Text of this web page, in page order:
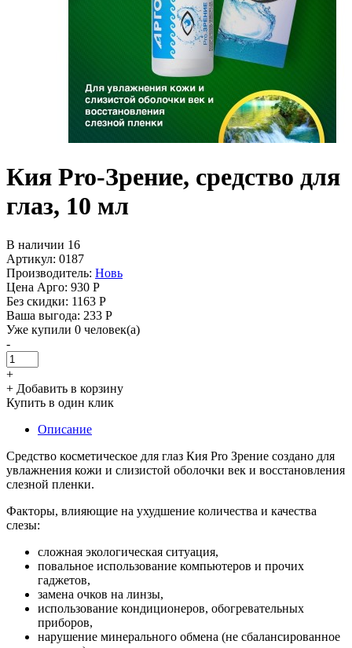
Кия Pro-Зрение, средство для
глаз, 10 мл
В наличии 16
Артикул: 0187
Производитель: Новь
Цена Арго: 930 Р
Без скидки: 1163 Р
Ваша выгода: 233 Р
Уже купили 0 человек(а)
-
+
+ Добавить в корзину
Купить в один клик
Описание
Средство косметическое для глаз Кия Pro Зрение создано для
увлажнения кожи и слизистой оболочки век и восстановления
слезной пленки.
Факторы, влияющие на ухудшение количества и качества
слезы:
сложная экологическая ситуация,
повальное использование компьютеров и прочих
гаджетов,
замена очков на линзы,
использование кондиционеров, обогревательных
приборов,
нарушение минерального обмена (не сбалансированное